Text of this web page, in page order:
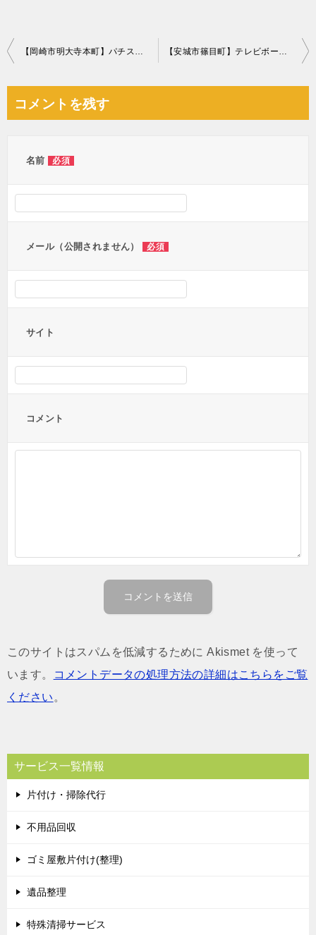
投
ビ
ョ
【岡崎市明大寺本町】パチスロ機、水槽の上部フィルター等の回収 【安城市篠目町】テレビボード、整理棚、鏡台等の回収・処分ご依頼
コメントを残す
名前 必須
メール（公開されません） 必須
サイト
コメント
このサイトはスパムを低減するために Akismet を使って
います。
コメントデータの処理方法の詳細はこちらをご覧
ください 。
サービス一覧情報
片付け・掃除代行
不用品回収
ゴミ屋敷片付け(整理)
遺品整理
特殊清掃サービス